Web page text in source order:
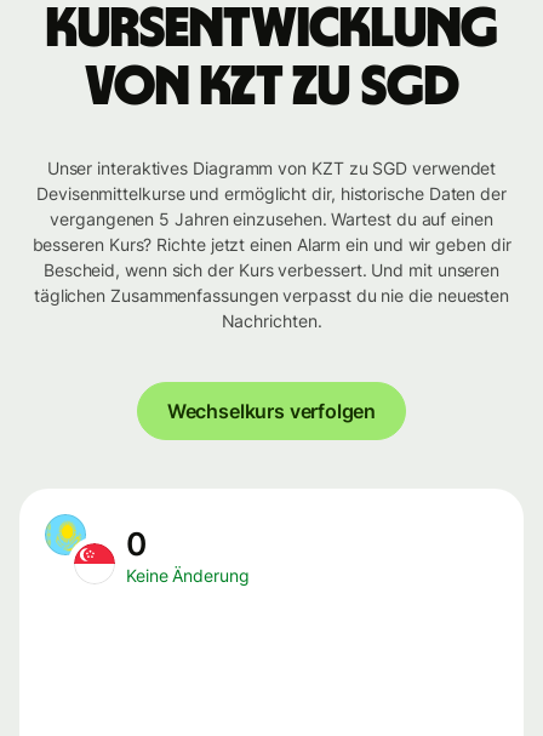
Kursentwicklung
von KZT zu SGD
Unser interaktives Diagramm von KZT zu SGD verwendet
Devisenmittelkurse und ermöglicht dir, historische Daten der
vergangenen 5 Jahren einzusehen. Wartest du auf einen
besseren Kurs? Richte jetzt einen Alarm ein und wir geben dir
Bescheid, wenn sich der Kurs verbessert. Und mit unseren
täglichen Zusammenfassungen verpasst du nie die neuesten
Nachrichten.
Wechselkurs verfolgen
0
Keine Änderung